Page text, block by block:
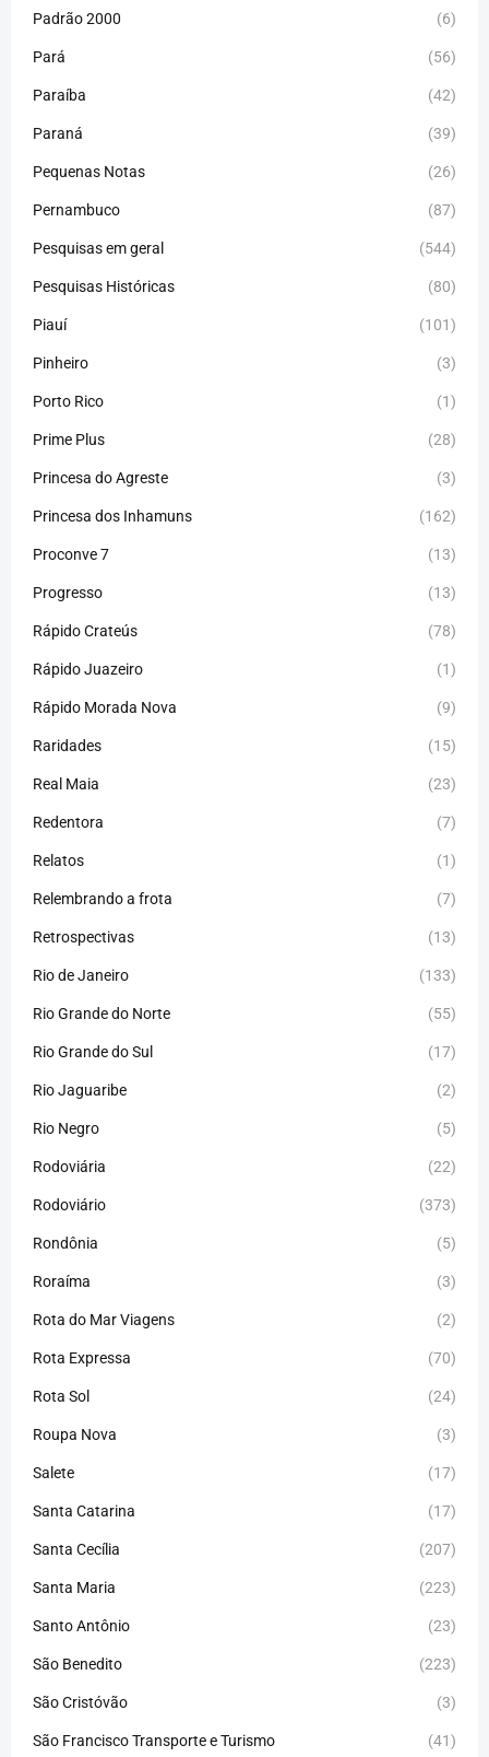
Padrão 2000 (6)
Pará (56)
Paraíba (42)
Paraná (39)
Pequenas Notas (26)
Pernambuco (87)
Pesquisas em geral (544)
Pesquisas Históricas (80)
Piauí (101)
Pinheiro (3)
Porto Rico (1)
Prime Plus (28)
Princesa do Agreste (3)
Princesa dos Inhamuns (162)
Proconve 7 (13)
Progresso (13)
Rápido Crateús (78)
Rápido Juazeiro (1)
Rápido Morada Nova (9)
Raridades (15)
Real Maia (23)
Redentora (7)
Relatos (1)
Relembrando a frota (7)
Retrospectivas (13)
Rio de Janeiro (133)
Rio Grande do Norte (55)
Rio Grande do Sul (17)
Rio Jaguaribe (2)
Rio Negro (5)
Rodoviária (22)
Rodoviário (373)
Rondônia (5)
Roraíma (3)
Rota do Mar Viagens (2)
Rota Expressa (70)
Rota Sol (24)
Roupa Nova (3)
Salete (17)
Santa Catarina (17)
Santa Cecília (207)
Santa Maria (223)
Santo Antônio (23)
São Benedito (223)
São Cristóvão (3)
São Francisco Transporte e Turismo (41)